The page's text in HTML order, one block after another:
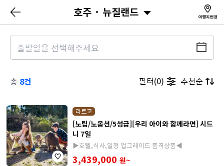
호주 · 뉴질랜드
총 8건 추천순
필터(0)
라르고
[노팁/노옵션/5성급][우리 아이와 함께라면] 시드
니 7일
▶호텔,식사,일정 업그레이드 품격상품◀
3,439,000 원~